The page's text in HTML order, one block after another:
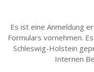
Es ist eine Anmeldung
Formulars vornehmen.
Schleswig-Holstein
Internen